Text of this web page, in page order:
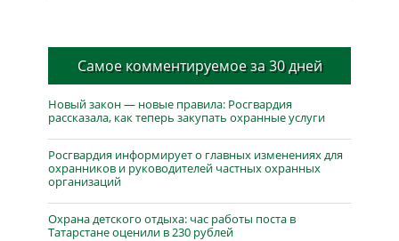
Самое комментируемое за 30 дней
Новый закон — новые правила: Росгвардия
рассказала, как теперь закупать охранные услуги
Росгвардия информирует о главных изменениях для
охранников и руководителей частных охранных
организаций
Охрана детского отдыха: час работы поста в
Татарстане оценили в 230 рублей